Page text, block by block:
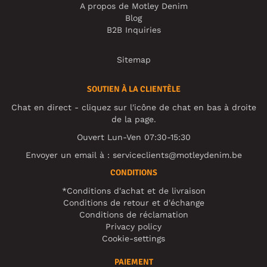
A propos de Motley Denim
Blog
B2B Inquiries
Sitemap
SOUTIEN À LA CLIENTÈLE
Chat en direct - cliquez sur l'icône de chat en bas à droite
de la page.
Ouvert Lun-Ven 07:30-15:30
Envoyer un email à : serviceclients@motleydenim.be
CONDITIONS
*Conditions d'achat et de livraison
Conditions de retour et d'échange
Conditions de réclamation
Privacy policy
Cookie-settings
PAIEMENT